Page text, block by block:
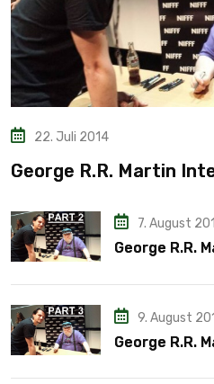
22. Juli 2014
George R.R. Martin
7. August
George R.R.
9. August
George R.R.